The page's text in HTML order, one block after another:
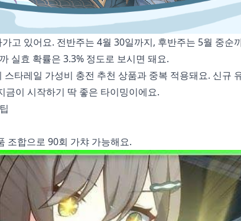
고 있어요. 전반주는 4월 30일까지, 후반주는 5월 중순
실효 확률은 3.3% 정도로 보시면 돼요.
스타레일 가성비 충전 추천 상품과 중복 적용돼요. 신규
이 시작하기 딱 좋은 타이밍이에요.
조합으로 90회 가챠 가능해요.